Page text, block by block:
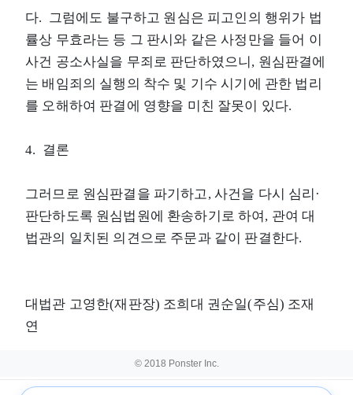
다. 그럼에도 불구하고 원심은 피고인의 행위가 법
률상 무효라는 등 그 판시와 같은 사정만을 들어 이
사건 공소사실을 무죄로 판단하였으니, 원심판결에
는 배임죄의 실행의 착수 및 기수 시기에 관한 법리
를 오해하여 판결에 영향을 미친 잘못이 있다.
4. 결론
그러므로 원심판결을 파기하고, 사건을 다시 심리·
판단하도록 원심법원에 환송하기로 하여, 관여 대
법관의 일치된 의견으로 주문과 같이 판결한다.
대법관 고영한(재판장) 조희대 권순일(주심) 조재
연
© 2018 Ponster Inc.